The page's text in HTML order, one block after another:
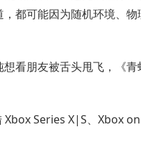
都可能因为随机环境、
看朋友被舌头甩飞，《
Xbox Series X|S、Xbox